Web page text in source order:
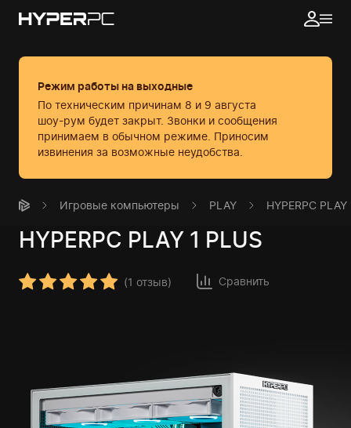
Режим работы на выходные
По техническим причинам 8 и 9 августа
шоу-рум будет закрыт. Звонки и сообщения
принимаем в обычном режиме. Приносим
извинения за возможные неудобства.
Игровые компьютеры PLAY HYPERPC PLAY
HYPERPC PLAY 1 PLUS
(1 отзыв) Сравнить